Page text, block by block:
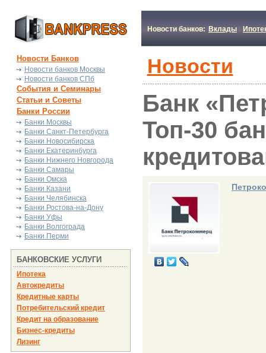
Новости банков: Вклады
Новости Банков
Новости банков Москвы
Новости банков СПб
События и Семинары
Статьи и Советы
Банки России
Банки Москвы
Банки Санкт-Петербурга
Банки Новосибирска
Банки Екатеринбурга
Банки Нижнего Новгорода
Банки Самары
Банки Омска
Банки Казани
Банки Челябинска
Банки Ростова-на-Дону
Банки Уфы
Банки Волгограда
Банки Перми
БАНКОВСКИЕ УСЛУГИ
Ипотека
Автокредиты
Кредитные карты
Потребительский кредит
Кредит на образование
Бизнес-кредиты
Лизинг
Новости
Банк
Топ-30